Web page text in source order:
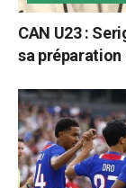
CAN U23 :
sa préparation